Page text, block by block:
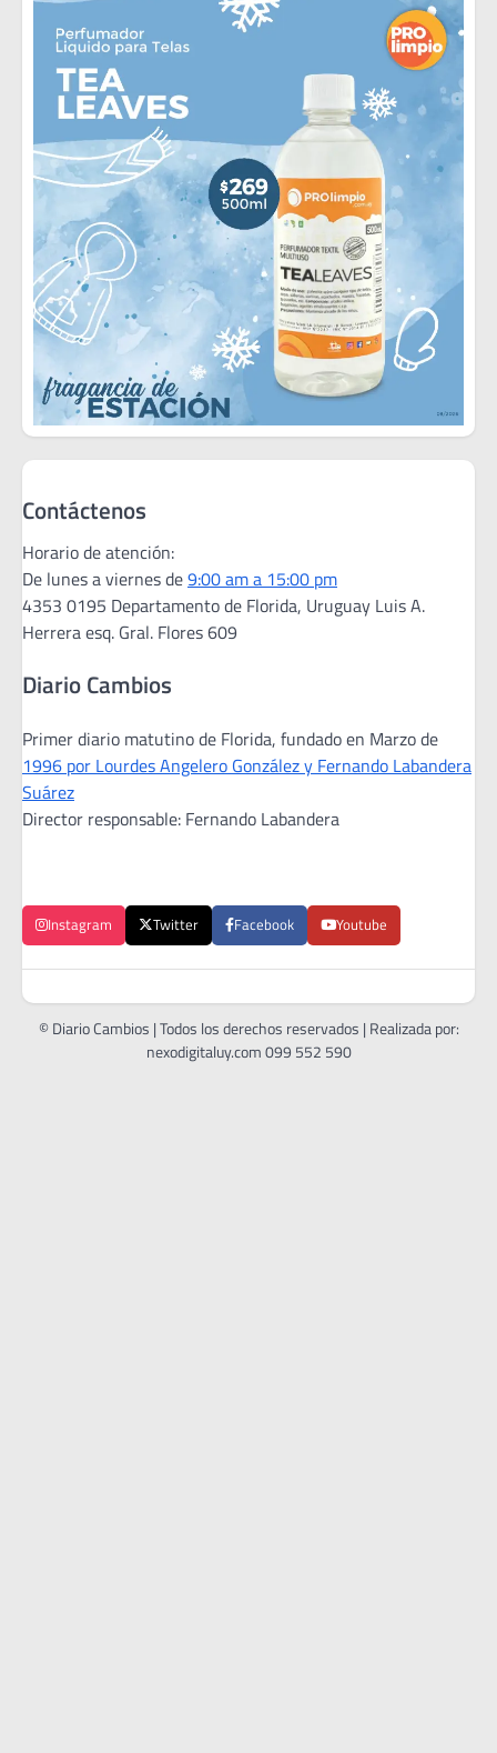
Contáctenos
Horario de atención:
De lunes a viernes de9:00 am a 15:00 pm
4353 0195 Departamento de Florida, Uruguay Luis A.
Herrera esq. Gral. Flores 609
Diario Cambios
Primer diario matutino de Florida, fundado en Marzo de
1996 por Lourdes Angelero González y Fernando Labandera
Suárez
Director responsable: Fernando Labandera
Instagram Twitter Facebook Youtube